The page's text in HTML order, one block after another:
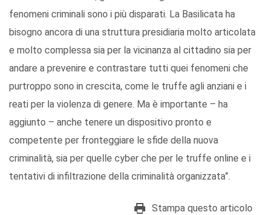
fenomeni criminali sono i più disparati. La Basilicata ha
bisogno ancora di una struttura presidiaria molto articolata
e molto complessa sia per la vicinanza al cittadino sia per
andare a prevenire e contrastare tutti quei fenomeni che
purtroppo sono in crescita, come le truffe agli anziani e i
reati per la violenza di genere. Ma è importante – ha
aggiunto – anche tenere un dispositivo pronto e
competente per fronteggiare le sfide della nuova
criminalità, sia per quelle cyber che per le truffe online e i
tentativi di infiltrazione della criminalità organizzata”.
Stampa questo articolo